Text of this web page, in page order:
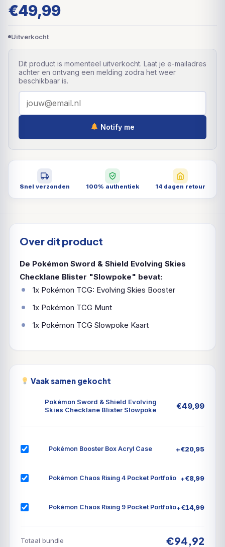
€49,99
Uitverkocht
Dit product is momenteel uitverkocht. Laat je e-mailadres
achter en ontvang een melding zodra het weer
beschikbaar is.
Notify me
Snel verzonden 100% authentiek 14 dagen retour
Over dit product
De Pokémon Sword & Shield Evolving Skies
Checklane Blister "Slowpoke" bevat:
1x Pokémon TCG: Evolving Skies Booster
1x Pokémon TCG Munt
1x Pokémon TCG Slowpoke Kaart
Vaak samen gekocht
Pokémon Sword & Shield Evolving
Skies Checklane Blister Slowpoke
€49,99
Pokémon Booster Box Acryl Case +€20,95
Pokémon Chaos Rising 4 Pocket Portfolio +€8,99
Pokémon Chaos Rising 9 Pocket Portfolio+€14,99
Totaal bundle €94,92